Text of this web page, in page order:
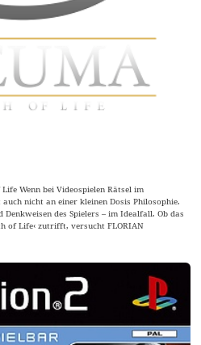
Wenn bei Videospielen Rätsel im
nicht an einer kleinen Dosis Philosophie.
des Spielers – im Idealfall. Ob das
of Life‹ zutrifft, versucht FLORIAN